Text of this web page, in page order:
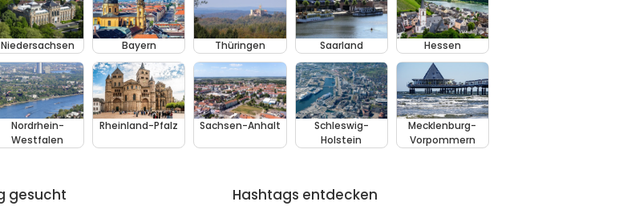
Niedersachsen Bayern Thüringen Saarland Hessen
Nordrhein-
Westfalen
Rheinland-Pfalz Sachsen-Anhalt
Schleswig-
Holstein
Mecklenburg-
Vorpommern
gesucht Hashtags entdecken